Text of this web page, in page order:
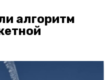
алгоритм